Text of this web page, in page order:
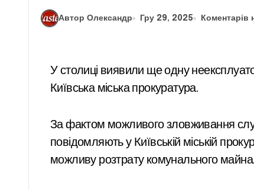
Автор Олександр Гру 29, 2025 Коментарів
У столиці виявили ще одну неексплуатовану паркувальну систему, яка зберігається в Деснянському районі. Про знахідку повідомила
Київська міська прокуратура.
За фактом можливого зловживання
повідомляють у Київській міській
можливу розтрату комунального майна.